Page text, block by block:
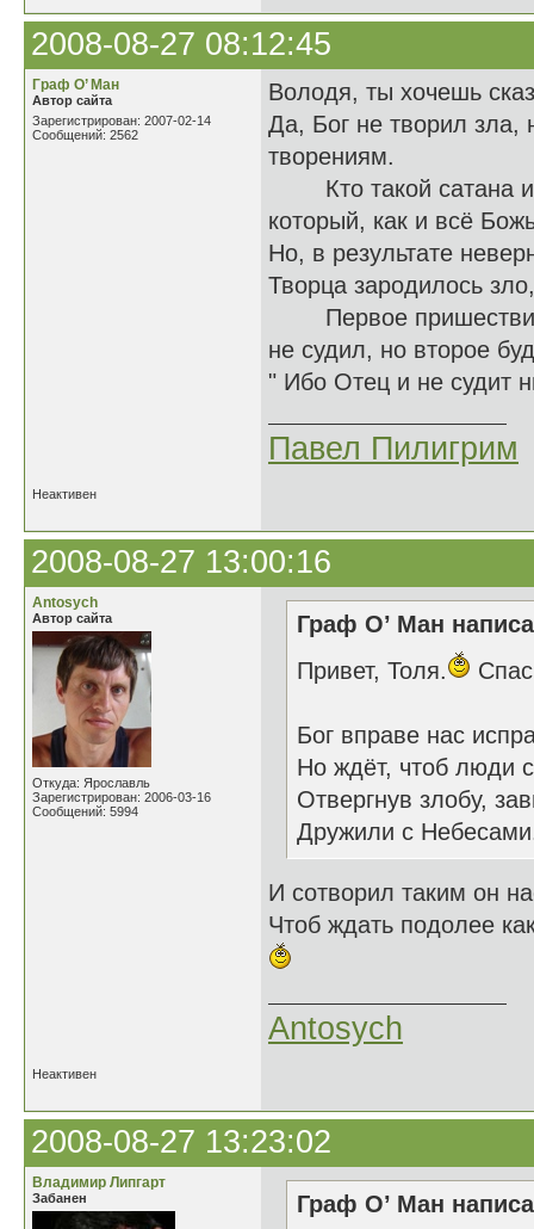
2008-08-27 08:12:45
Граф О’ Ман
Автор сайта
Зарегистрирован: 2007-02-14
Сообщений: 2562
Володя, ты хочешь
Да, Бог не творил
творениям.
Кто такой сатана
который, как и всё
Но, в результате
Творца зародилось
Первое пришествие
не судил, но второе
" Ибо Отец и не судит
Павел Пилигрим
Неактивен
2008-08-27 13:00:16
Antosych
Автор сайта
Откуда: Ярославль
Зарегистрирован: 2006-03-16
Сообщений: 5994
Граф О’ Ман
Привет, Толя.
Бог вправе нас
Но ждёт, чтоб люди
Отвергнув злобу,
Дружили с
И сотворил таким он
Чтоб ждать подолее
Antosych
Неактивен
2008-08-27 13:23:02
Владимир Липгарт
Забанен
Граф О’ Ман